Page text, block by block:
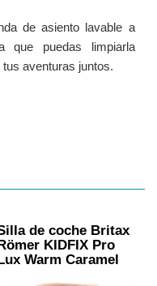
de asiento lavable a
que puedas limpiarla
aventuras juntos.
de coche Britax
KIDFIX Pro
Warm Caramel